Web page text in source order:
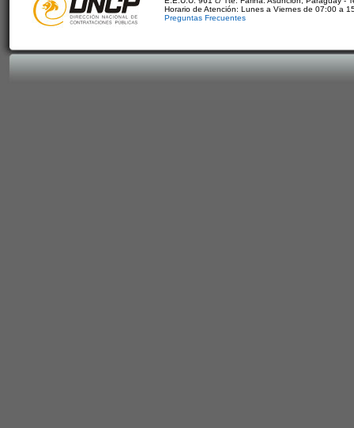
Horario de Atención: Lunes a Viernes de 07:00 a
Preguntas Frecuentes